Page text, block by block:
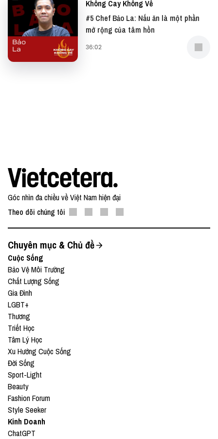
Không Cay Không Về
#5 Chef Bảo La: Nấu ăn là một phần
mở rộng của tâm hồn
36:02
Góc nhìn đa chiều về Việt Nam hiện đại
Theo dõi chúng tôi
Chuyên mục & Chủ đề
Cuộc Sống
Bảo Vệ Môi Trường
Chất Lượng Sống
Gia Đình
LGBT+
Thương
Triết Học
Tâm Lý Học
Xu Hướng Cuộc Sống
Đời Sống
Sport-Light
Beauty
Fashion Forum
Style Seeker
Kinh Doanh
ChatGPT